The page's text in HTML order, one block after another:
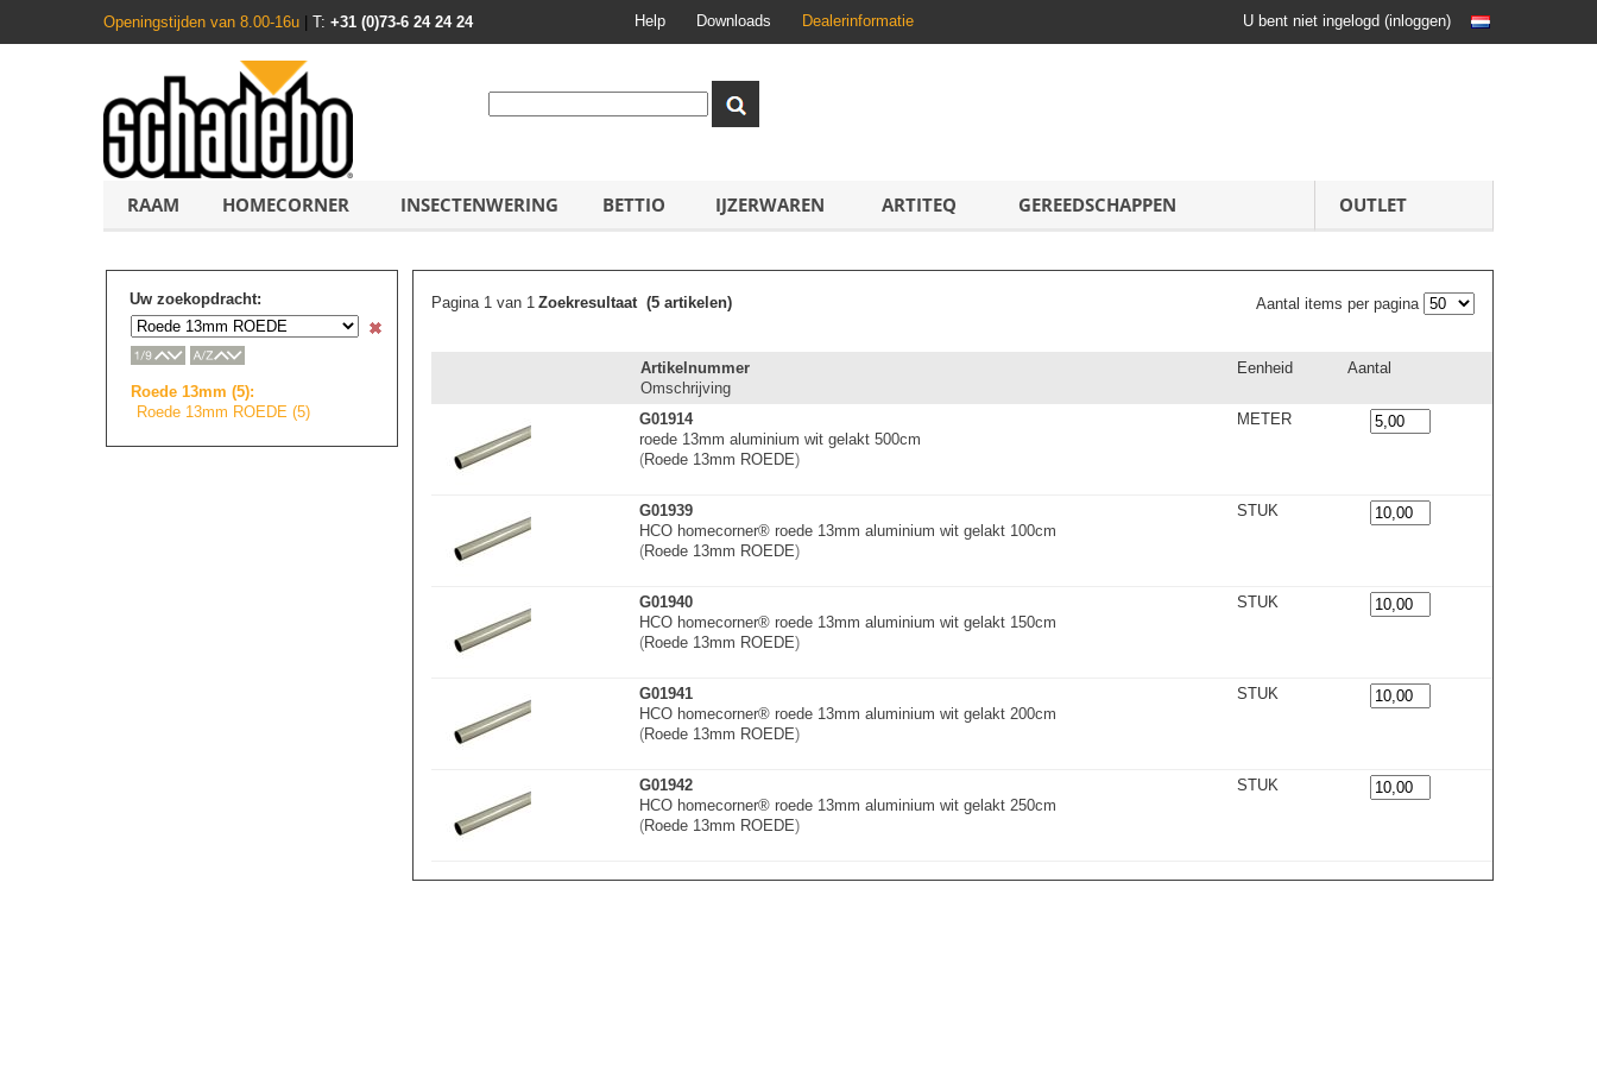
Openingstijden van 8.00-16u T: +31 (0)73-6 24 24 24 Help Downloads Dealerinformatie U bent niet ingelogd (inloggen)
RAAM HOMECORNER INSECTENWERING BETTIO IJZERWAREN ARTITEQ GEREEDSCHAPPEN OUTLET
Uw zoekopdracht:
Roede 13mm (5):
Roede 13mm ROEDE (5)
Pagina 1 van 1 Aantal items per pagina
Zoekresultaat (5 artikelen)
Artikelnummer
Omschrijving
Eenheid Aantal
G01914
roede 13mm aluminium wit gelakt 500cm
(Roede 13mm ROEDE)
METER
G01939
HCO homecorner® roede 13mm aluminium wit gelakt 100cm
(Roede 13mm ROEDE)
STUK
G01940
HCO homecorner® roede 13mm aluminium wit gelakt 150cm
(Roede 13mm ROEDE)
STUK
G01941
HCO homecorner® roede 13mm aluminium wit gelakt 200cm
(Roede 13mm ROEDE)
STUK
G01942
HCO homecorner® roede 13mm aluminium wit gelakt 250cm
(Roede 13mm ROEDE)
STUK